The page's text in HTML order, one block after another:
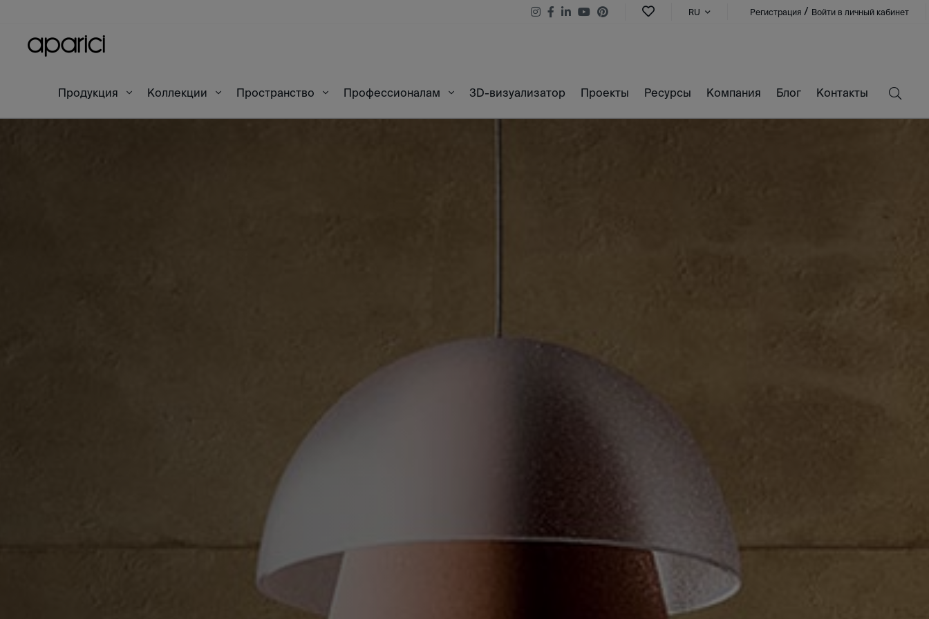
RU Регистрация / Войти в личный кабинет
Продукция Коллекции Пространство Профессионалам 3D-визуализатор Проекты Ресурсы Компания Блог Контакты
Начало Комнатные сцены Zest Siena Natural 50X100